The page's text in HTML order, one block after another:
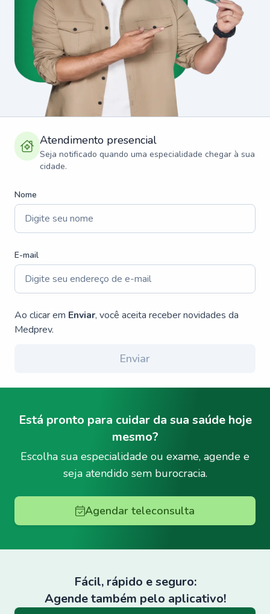
Atendimento presencial
Seja notificado quando uma especialidade chegar à sua
cidade.
Nome
E-mail
Ao clicar em Enviar, você aceita receber novidades da
Medprev.
Enviar
Está pronto para cuidar da sua saúde hoje
mesmo?
Escolha sua especialidade ou exame, agende e
seja atendido sem burocracia.
Agendar teleconsulta
Fácil, rápido e seguro:
Agende também pelo aplicativo!